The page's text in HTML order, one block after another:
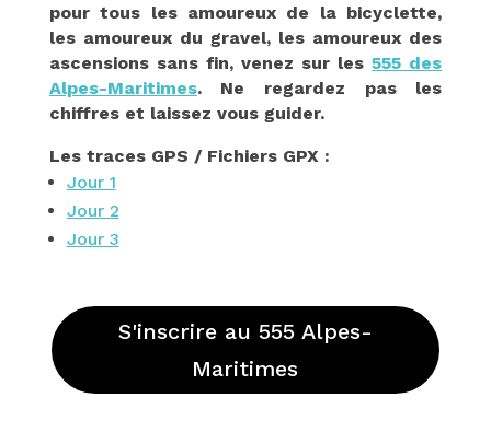
pour tous les amoureux de la bicyclette,
les amoureux du gravel, les amoureux des
ascensions sans fin, venez sur les555 des
Alpes-Maritimes. Ne regardez pas les
chiffres et laissez vous guider.
Les traces GPS / Fichiers GPX :
Jour 1
Jour 2
Jour 3
S'inscrire au 555 Alpes-
Maritimes